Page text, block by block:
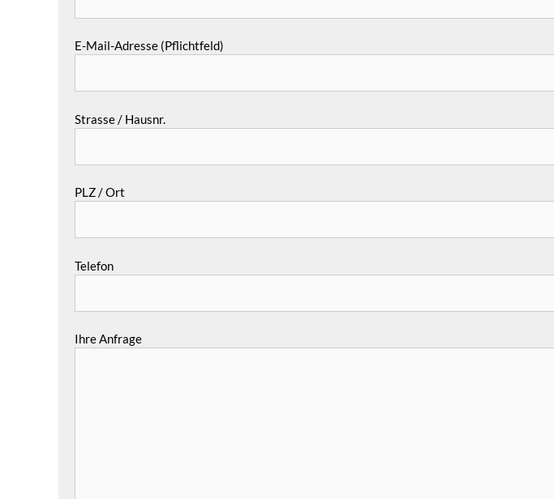
E-Mail-Adresse (Pflichtfeld)
Strasse / Hausnr.
PLZ / Ort
Telefon
Ihre Anfrage